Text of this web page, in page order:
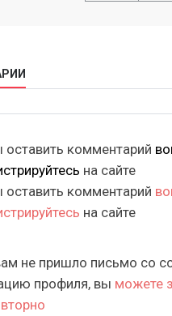
оставить комментарий
на сайте
оставить комментарий
на сайте
не пришло письмо со
профиля, вы можете